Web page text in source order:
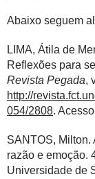
Abaixo seguem
LIMA, Átila de
Reflexões para
Revista Pegada,
http://
054/2808.
SANTOS, Milton.
razão e emoção.
Universidade de